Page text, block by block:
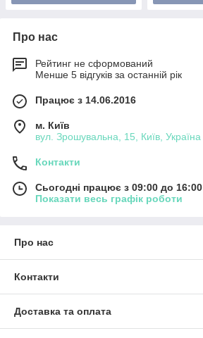
Про нас
Рейтинг не сформований
Менше 5 відгуків за останній рік
Працює з 14.06.2016
м. Київ
вул. Зрошувальна, 15, Київ, Україна
Контакти
Сьогодні працює з 09:00 до 16:00
Показати весь графік роботи
Про нас
Контакти
Доставка та оплата